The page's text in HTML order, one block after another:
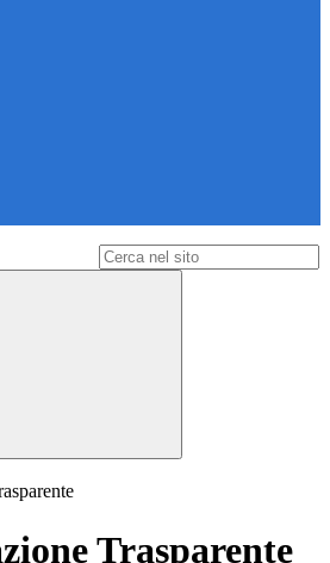
Trasparente